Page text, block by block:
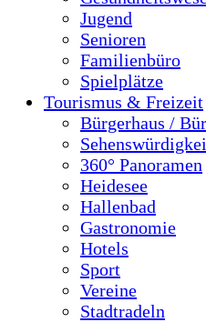
Jugend
Senioren
Familienbüro
Spielplätze
Tourismus & Freizeit
Bürgerhaus /
360° Panoramen
Heidesee
Hallenbad
Gastronomie
Hotels
Sport
Vereine
Stadtradeln